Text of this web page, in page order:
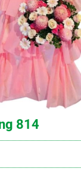
814